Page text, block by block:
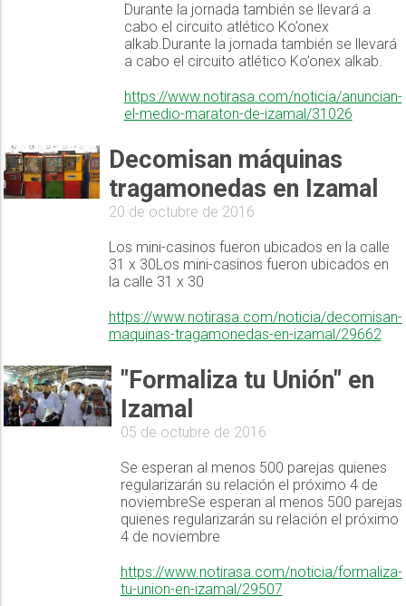
Durante la jornada también se llevará a
cabo el circuito atlético Ko’onex
alkab.Durante la jornada también se llevará
a cabo el circuito atlético Ko’onex alkab.
https://www.notirasa.com/noticia/anuncian-
el-medio-maraton-de-izamal/31026
Decomisan máquinas
tragamonedas en Izamal
20 de octubre de 2016
Los mini-casinos fueron ubicados en la calle
31 x 30Los mini-casinos fueron ubicados en
la calle 31 x 30
https://www.notirasa.com/noticia/decomisan-
maquinas-tragamonedas-en-izamal/29662
"Formaliza tu Unión" en
Izamal
05 de octubre de 2016
Se esperan al menos 500 parejas quienes
regularizarán su relación el próximo 4 de
noviembreSe esperan al menos 500 parejas
quienes regularizarán su relación el próximo
4 de noviembre
https://www.notirasa.com/noticia/formaliza-
tu-union-en-izamal/29507